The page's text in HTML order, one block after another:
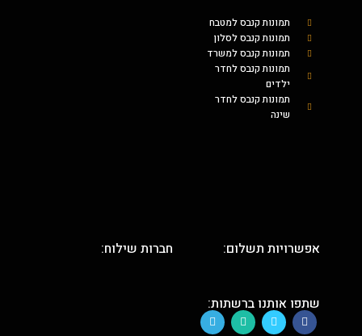
תמונות קנבס למטבח
תמונות קנבס לסלון
תמונות קנבס למשרד
תמונות קנבס לחדר
ילדים
תמונות קנבס לחדר
שינה
אפשרויות תשלום: חברות שילוח:
שתפו אותנו ברשתות: